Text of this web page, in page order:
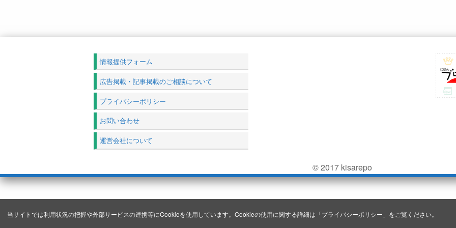
当サイトでは利用状況の把握や外部サービスの連携等にCookieを使用しています。Cookieの使用に関する詳細は「プライバシーポリシー 」をご覧ください。
情報提供フォーム
広告掲載・記事掲載のご相談について
プライバシーポリシー
お問い合わせ
運営会社について
© 2017 kisarepo